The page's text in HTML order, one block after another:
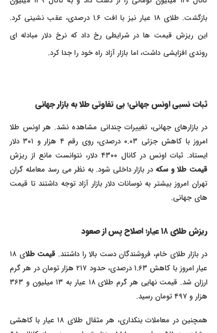
بازگشت. طلای ۱۸ عیار نیز با افت ۱.۶ درصدی، عقب نشینی کرد.
این ریزش قیمت ها در شرایطی رخ داد که نرخ دلار مبادله ای
روندی افزایشی داشت، اما بازار آزاد راه خود را جدا کرد.
ثبات نسبی اونس جهانی؛ بی تفاوتی طلا به بازار جهانی
در بازارهای جهانی، تغییرات چندانی مشاهده نشد. هر اونس طلا
امروز با کاهش جزئی ۰.۰۳ درصدی، روی رقم ۴ هزار و ۳۰۱ دلار
ایستاد. ثبات اونس در کانال ۴۳۰۰ دلار، نتوانست مانع از ریزش
قیمت طلا و سکهدر بازار داخلی شود. به نظر می رسد معامله گران
تهران امروز بیشتر به نوسانات دلار بازار آزاد توجه داشتند تا قیمت
های جهانی.
ریزش طلای ۱۸ عیار؛ اصلاح پس از صعود
در بازار طلای خام، فروشندگان دست بالا را داشتند.قیمت طلا
ی ۱۸
عیار امروز با کاهش ۱.۶۳ درصدی، حدود ۲۱۷ هزار تومان در هر گرم
ارزان شد. قیمت نهایی هر گرم طلای ۱۸ عیار به ۱۳ میلیون و ۳۶۳
هزار و ۴۹۷ تومان رسید.
همچنین در معاملات بنکداری، هر مثقال طلای ۱۸ عیار با کاهشی